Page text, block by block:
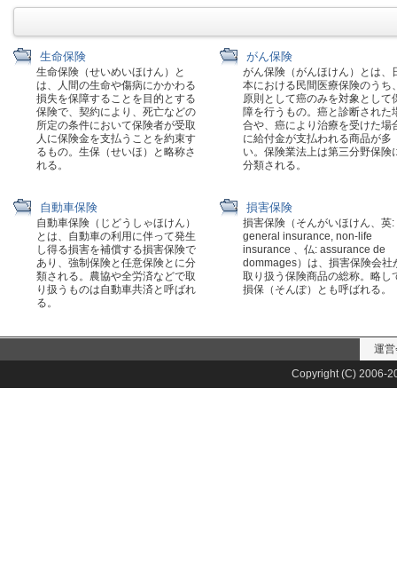
生命保険
生命保険（せいめいほけん）と
は、人間の生命や傷病にかかわる
損失を保障することを目的とする
保険で、契約により、死亡などの
所定の条件において保険者が受取
人に保険金を支払うことを約束す
るもの。生保（せいほ）と略称さ
れる。
がん保険
がん保険（がんほけん）とは、
本における民間医療保険のうち
原則として癌のみを対象として
障を行うもの。癌と診断された
合や、癌により治療を受けた場
に給付金が支払われる商品が多
い。保険業法上は第三分野保険
分類される。
自動車保険
自動車保険（じどうしゃほけん）
とは、自動車の利用に伴って発生
し得る損害を補償する損害保険で
あり、強制保険と任意保険とに分
類される。農協や全労済などで取
り扱うものは自動車共済と呼ばれ
る。
損害保険
損害保険（そんがいほけん、英:
general insurance, non-life
insurance 、仏: assurance de
dommages）は、損害保険会社
取り扱う保険商品の総称。略し
損保（そんぽ）とも呼ばれる。
運
Copyright (C) 2006-